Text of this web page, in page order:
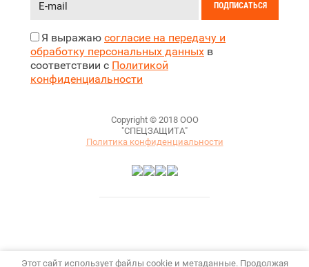
Этот сайт использует файлы cookie и метаданные. Продолжая
Я выражаю согласие на передачу и
обработку персональных данных в
соответствии с Политикой
конфиденциальности
ПОДПИСАТЬСЯ
Copyright © 2018 ООО
"СПЕЦЗАЩИТА"
Политика конфиденциальности